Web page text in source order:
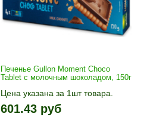
Печенье Gullon Moment Choco
Tablet с молочным шоколадом, 150г
Цена указана за 1шт товара.
1шт прибавляется кнопками «+»
и «-». Выберите нужное
601.43 руб